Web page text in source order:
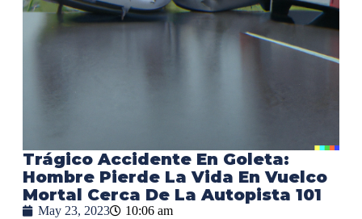
Trágico Accidente En Goleta:
Hombre Pierde La Vida En Vuelco
Mortal Cerca De La Autopista 101
May 23, 2023 10:06 am